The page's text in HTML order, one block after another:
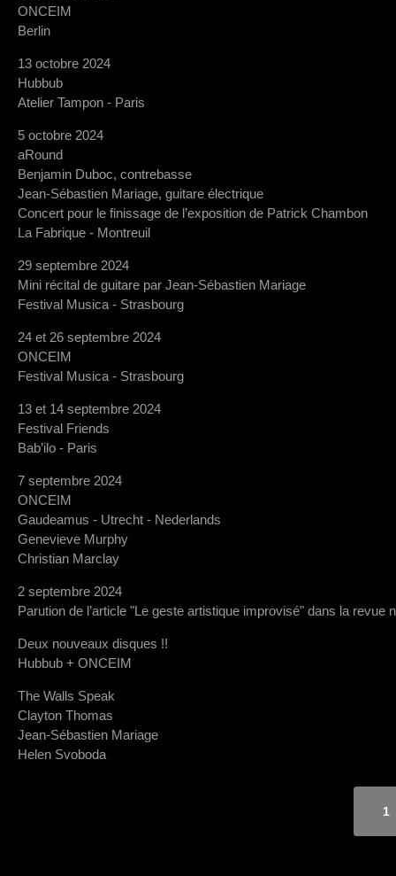
ONCEIM
Berlin
13 octobre 2024
Hubbub
Atelier Tampon - Paris
5 octobre 2024
aRound
Benjamin Duboc, contrebasse
Jean-Sébastien Mariage, guitare électrique
Concert pour le finissage de l’exposition de Patrick Chambon
La Fabrique - Montreuil
29 septembre 2024
Mini récital de guitare par Jean-Sébastien Mariage
Festival Musica - Strasbourg
24 et 26 septembre 2024
ONCEIM
Festival Musica - Strasbourg
13 et 14 septembre 2024
Festival Friends
Bab’ilo - Paris
7 septembre 2024
ONCEIM
Gaudeamus - Utrecht - Nederlands
Genevieve Murphy
Christian Marclay
2 septembre 2024
Parution de l’article "Le geste artistique improvisé" dans la revue
Deux nouveaux disques !!
Hubbub + ONCEIM
The Walls Speak
Clayton Thomas
Jean-Sébastien Mariage
Helen Svoboda
1